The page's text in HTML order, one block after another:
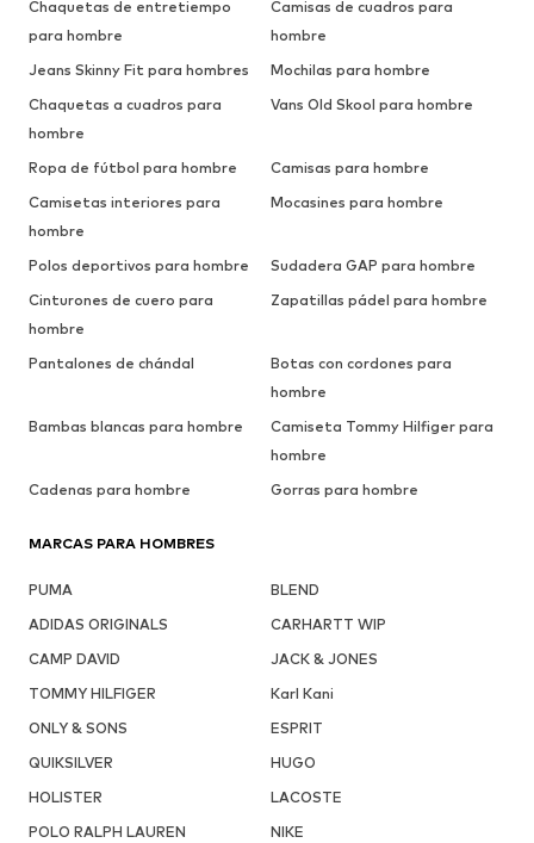
Chaquetas de entretiempo
para hombre
Camisas de cuadros para
hombre
Jeans Skinny Fit para hombres
Mochilas para hombre
Chaquetas a cuadros para
hombre
Vans Old Skool para hombre
Ropa de fútbol para hombre
Camisas para hombre
Camisetas interiores para
hombre
Mocasines para hombre
Polos deportivos para hombre
Sudadera GAP para hombre
Cinturones de cuero para
hombre
Zapatillas pádel para hombre
Pantalones de chándal
Botas con cordones para
hombre
Bambas blancas para hombre
Camiseta Tommy Hilfiger para
hombre
Cadenas para hombre
Gorras para hombre
MARCAS PARA HOMBRES
PUMA
BLEND
ADIDAS ORIGINALS
CARHARTT WIP
CAMP DAVID
JACK & JONES
TOMMY HILFIGER
Karl Kani
ONLY & SONS
ESPRIT
QUIKSILVER
HUGO
HOLISTER
LACOSTE
POLO RALPH LAUREN
NIKE